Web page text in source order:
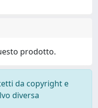
prodotto.
da copyright e
diversa